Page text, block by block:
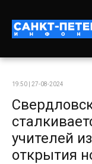
19:50 | 27-08-2024
учителей
открытия